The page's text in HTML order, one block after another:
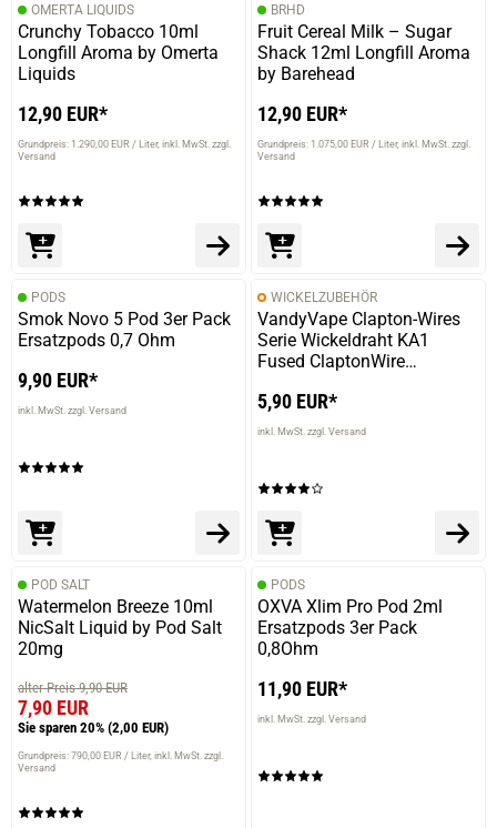
OMERTA LIQUIDS
Crunchy Tobacco 10ml
Longfill Aroma by Omerta
Liquids
12,90 EUR*
Grundpreis: 1.290,00 EUR / Liter inkl. MwSt. zzgl.
Versand
BRHD
Fruit Cereal Milk – Sugar
Shack 12ml Longfill Aroma
by Barehead
12,90 EUR*
Grundpreis: 1.075,00 EUR / Liter inkl. MwSt. zzgl.
Versand
PODS
Smok Novo 5 Pod 3er Pack
Ersatzpods 0,7 Ohm
9,90 EUR*
inkl. MwSt. zzgl. Versand
WICKELZUBEHÖR
VandyVape Clapton-Wires
Serie Wickeldraht KA1
Fused ClaptonWire
5,90 EUR*
inkl. MwSt. zzgl. Versand
POD SALT
Watermelon Breeze 10ml
NicSalt Liquid by Pod Salt
20mg
alter Preis 9,90 EUR
7,90 EUR
Sie sparen 20% (2,00 EUR)
Grundpreis: 790,00 EUR / Liter inkl. MwSt. zzgl.
Versand
PODS
OXVA Xlim Pro Pod 2ml
Ersatzpods 3er Pack
0,8Ohm
11,90 EUR*
inkl. MwSt. zzgl. Versand